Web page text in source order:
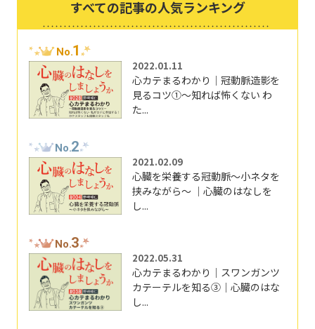
すべての記事の人気ランキング
No.1
2022.01.11
心カテまるわかり｜冠動脈造影を
見るコツ①～知れば怖くない わ
た...
No.2
2021.02.09
心臓を栄養する冠動脈～小ネタを
挟みながら～ ｜心臓のはなしを
し...
No.3
2022.05.31
心カテまるわかり｜スワンガンツ
カテーテルを知る③｜心臓のはな
し...